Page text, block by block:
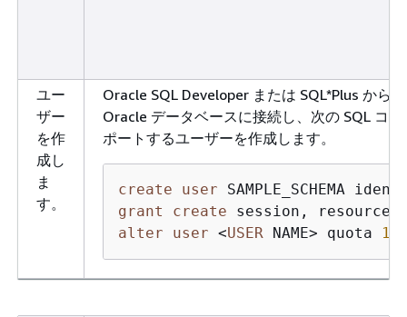
ユー
ザー
を作
成し
ま
す。
Oracle SQL Developer または SQL*Plus から
Oracle データベースに接続し、次の SQL コ
ポートするユーザーを作成します。
create user SAMPLE_SCHEMA
grant
create session, resource
alter
user <USER NAME> quota